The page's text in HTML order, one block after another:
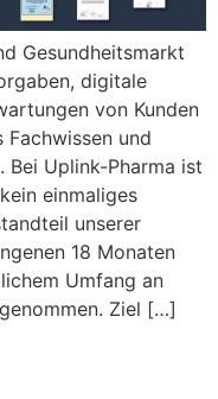
Gesundheitsmarkt
digitale
von Kunden
und
Uplink-Pharma ist
einmaliges
unserer
18 Monaten
Umfang an
Ziel […]